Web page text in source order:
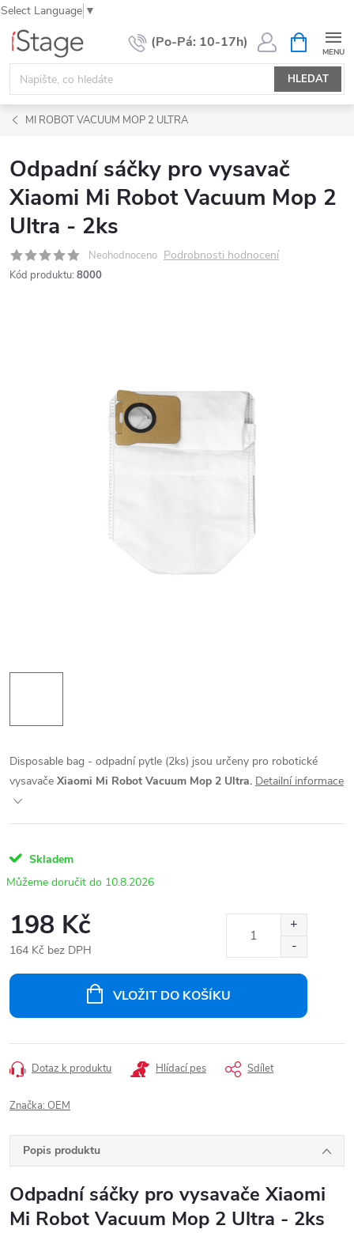
Select Language ▼
Přejít
obsah
HLEDAT
NÁKUPNÍ
KOŠÍK
MI ROBOT VACUUM MOP 2 ULTRA
Odpadní sáčky pro vysavač
Xiaomi Mi Robot Vacuum Mop 2
Ultra - 2ks
Neohodnoceno Podrobnosti hodnocení
Kód produktu: 8000
Disposable bag - odpadní pytle (2ks) jsou určeny pro robotické
vysavače Xiaomi Mi Robot Vacuum Mop 2 Ultra. Detailní informace
Skladem
10.8.2026
198 Kč
164 Kč bez DPH
VLOŽIT DO KOŠÍKU
Dotaz k produktu Hlídací pes Sdílet
Značka: OEM
Popis produktu
Odpadní sáčky pro vysavače Xiaomi
Mi Robot Vacuum Mop 2 Ultra - 2ks